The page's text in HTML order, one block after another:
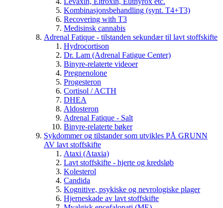
Kombinasjonsbehandling (synt. T4+T3)
Recovering with T3
Medisinsk cannabis
Adrenal Fatique - tilstanden sekundær til lavt stoffskifte
Hydrocortison
Dr. Lam (Adrenal Fatigue Center)
Binyre-relaterte videoer
Pregnenolone
Progesteron
Cortisol / ACTH
DHEA
Aldosteron
Adrenal Fatique - Salt
Binyre-relaterte bøker
Sykdommer og tilstander som utvikles PÅ GRUNN
AV lavt stoffskifte
Ataxi (Ataxia)
Lavt stoffskifte - hjerte og kredsløb
Kolesterol
Candida
Kognitive, psykiske og nevrologiske plager
Hjerneskade av lavt stoffskifte